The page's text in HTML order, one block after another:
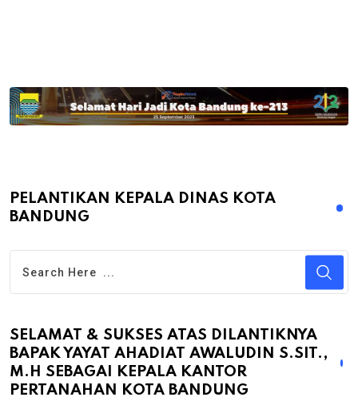
PELANTIKAN KEPALA DINAS KOTA
BANDUNG
SELAMAT & SUKSES ATAS DILANTIKNYA
BAPAK YAYAT AHADIAT AWALUDIN S.SIT.,
M.H SEBAGAI KEPALA KANTOR
PERTANAHAN KOTA BANDUNG